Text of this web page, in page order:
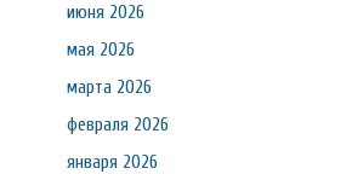
июня 2026
мая 2026
марта 2026
февраля 2026
января 2026